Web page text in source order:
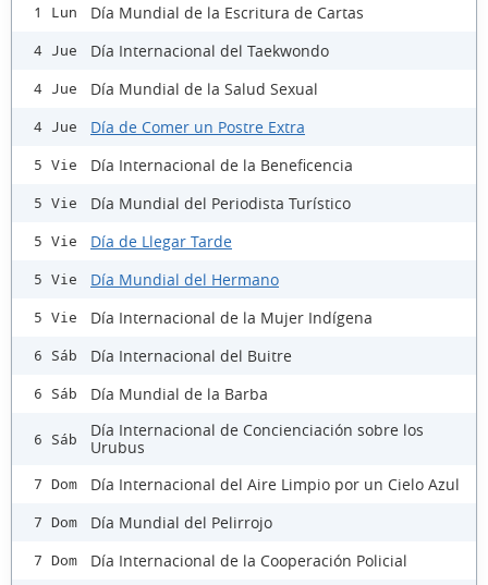
1 Lun Día Mundial de la Escritura de Cartas
4 Jue Día Internacional del Taekwondo
4 Jue Día Mundial de la Salud Sexual
4 Jue Día de Comer un Postre Extra
5 Vie Día Internacional de la Beneficencia
5 Vie Día Mundial del Periodista Turístico
5 Vie Día de Llegar Tarde
5 Vie Día Mundial del Hermano
5 Vie Día Internacional de la Mujer Indígena
6 Sáb Día Internacional del Buitre
6 Sáb Día Mundial de la Barba
6 Sáb
Día Internacional de Concienciación sobre los
Urubus
7 Dom Día Internacional del Aire Limpio por un Cielo Azul
7 Dom Día Mundial del Pelirrojo
7 Dom Día Internacional de la Cooperación Policial